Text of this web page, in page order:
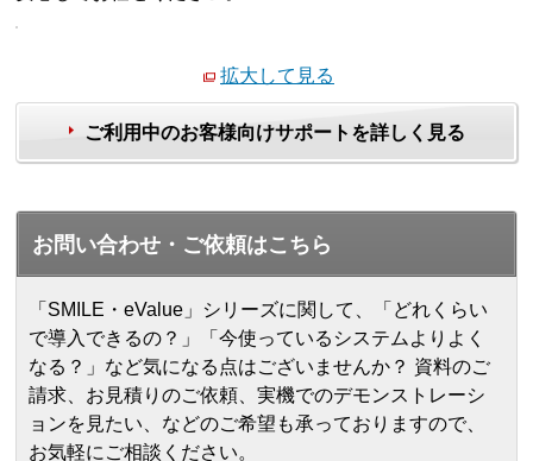
拡大して見る
ご利用中のお客様向けサポートを詳しく見る
お問い合わせ・ご依頼はこちら
「SMILE・eValue」シリーズに関して、「どれくらい
で導入できるの？」「今使っているシステムよりよく
なる？」など気になる点はございませんか？ 資料のご
請求、お見積りのご依頼、実機でのデモンストレーシ
ョンを見たい、などのご希望も承っておりますので、
お気軽にご相談ください。